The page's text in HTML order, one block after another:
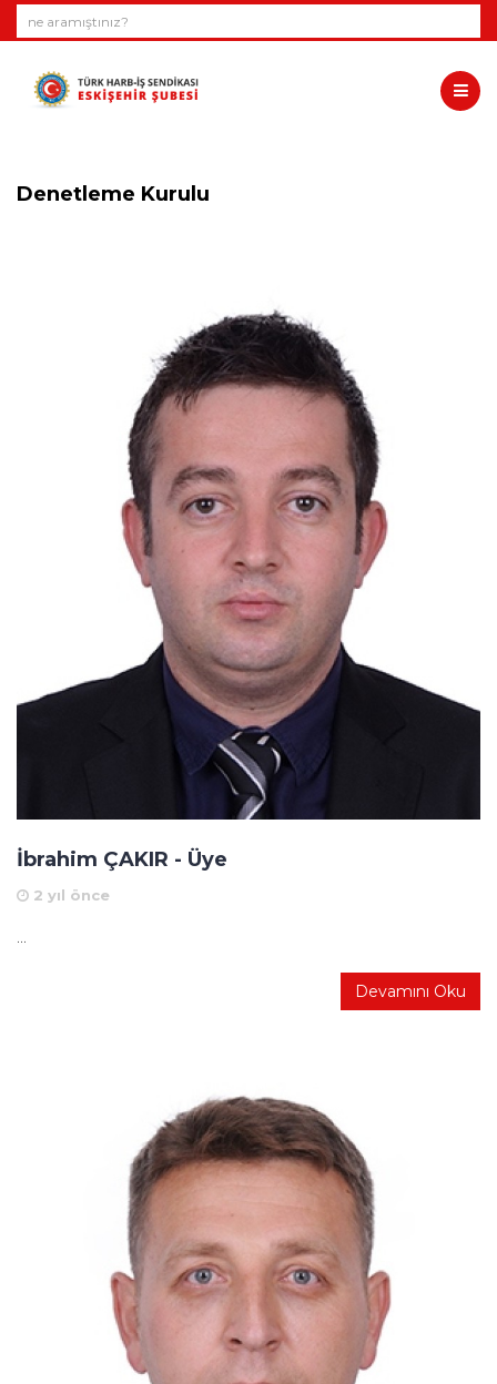
Denetleme Kurulu
İbrahim ÇAKIR - Üye
2 yıl önce
...
Devamını Oku